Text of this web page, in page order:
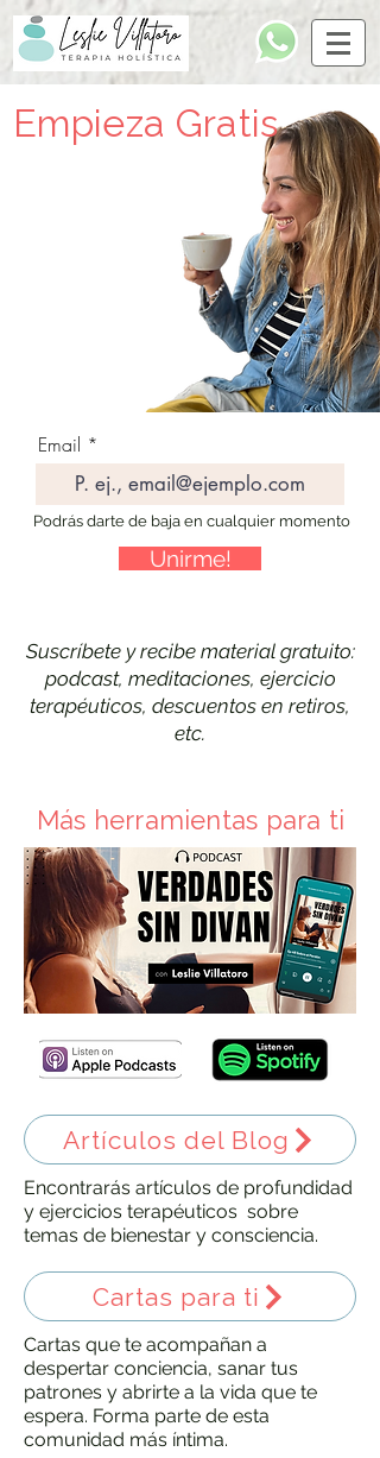
Empieza Gratis
Email
Podrás darte de baja en cualquier momento
Unirme!
Suscríbete y recibe material gratuito:
podcast, meditaciones, ejercicio
terapéuticos, descuentos en retiros,
etc.
Más herramientas para ti
Artículos del Blog
Encontrarás artículos de profundidad
y ejercicios terapéuticos sobre
temas de bienestar y consciencia.
Cartas para ti
Cartas que te acompañan a
despertar conciencia, sanar tus
patrones y abrirte a la vida que te
espera. Forma parte de esta
comunidad más íntima.